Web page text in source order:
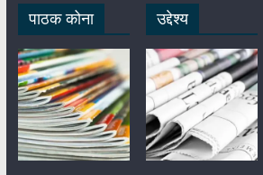
पाठक कोना उद्देश्य